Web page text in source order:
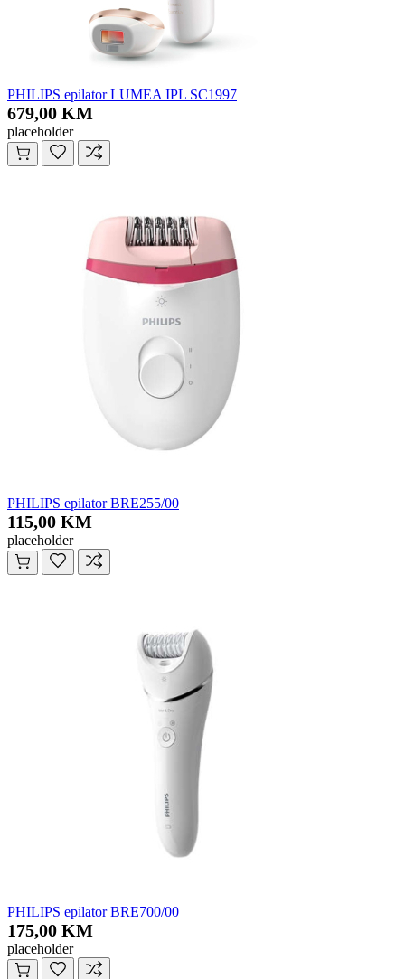
PHILIPS epilator LUMEA IPL SC1997
679,00 KM
placeholder
PHILIPS epilator BRE255/00
115,00 KM
placeholder
PHILIPS epilator BRE700/00
175,00 KM
placeholder